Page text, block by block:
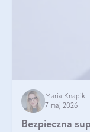
Maria Knapik
7 maj 2026
Bezpieczna